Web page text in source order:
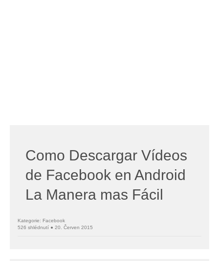
Como Descargar Vídeos
de Facebook en Android
La Manera mas Fácil
Kategorie: Facebook
526 shlédnutí ● 20. Červen 2015